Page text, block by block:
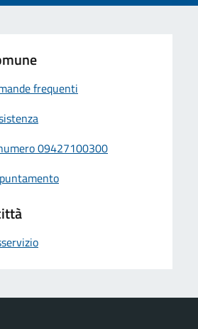
frequenti
09427100300